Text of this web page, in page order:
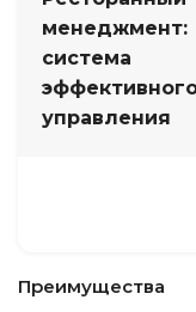
менеджмент:
система
управления
Преимущества